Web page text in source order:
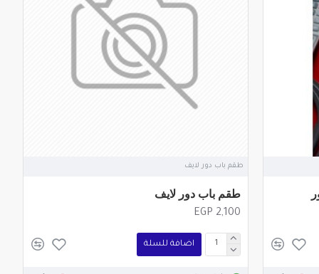
طقم باب دور لايف
طقم باب دور لايف
EGP 2,100
اضافة للسلة